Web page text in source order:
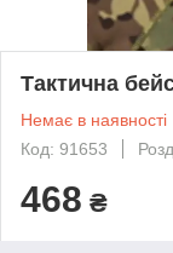
Тактична
Немає в наявності
Код: 91653
468 ₴